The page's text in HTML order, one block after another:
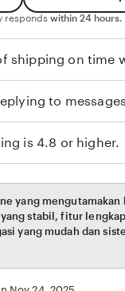
responds within 24 hours.
shipping on time
to
is 4.8 or higher.
yang mengutamakan
stabil, fitur
yang mudah dan
yang nyaman dan